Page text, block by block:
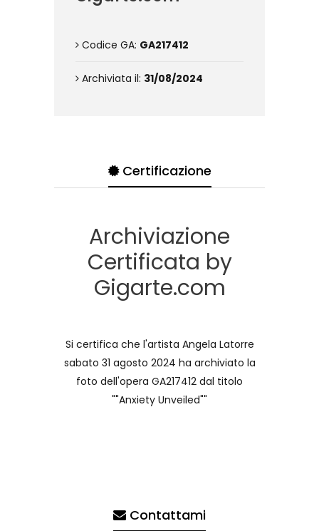
Codice GA: GA217412
Archiviata il: 31/08/2024
Certificazione
Archiviazione
Certificata by
Gigarte.com
Si certifica che l'artista Angela Latorre
sabato 31 agosto 2024 ha archiviato la
foto dell'opera GA217412 dal titolo
""Anxiety Unveiled""
Contattami